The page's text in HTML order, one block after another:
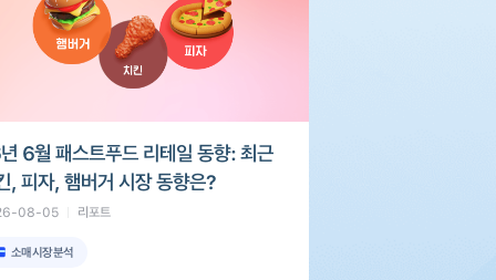
6월 패스트푸드 리테일 동향: 최근
, 피자, 햄버거 시장 동향은?
08-05 리포트
소매시장분석